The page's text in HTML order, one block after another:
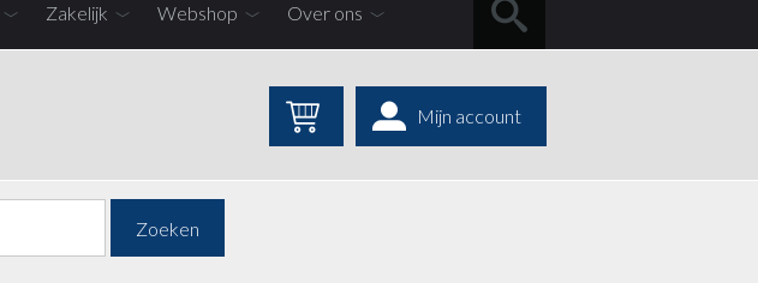
Zakelijk Webshop Over ons
Mijn account
Zoeken